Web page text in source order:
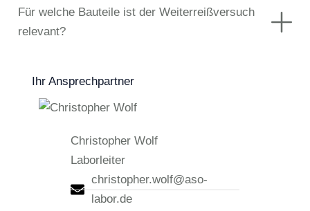
Für welche Bauteile ist der Weiterreißversuch
relevant?
Ihr Ansprechpartner
Christopher Wolf
Laborleiter
christopher.wolf@aso-
labor.de